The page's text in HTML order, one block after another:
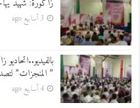
3 أسابيع ago
” المنجزات”
4 أسابيع ago